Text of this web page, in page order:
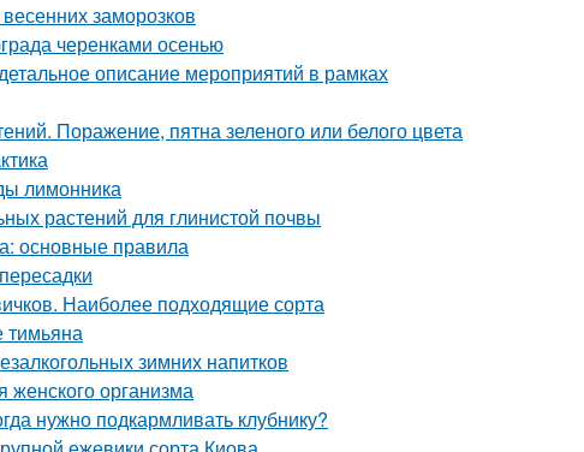
заморозков
черенками осенью
описание мероприятий в рамках
Поражение, пятна зеленого или белого цвета
лимонника
растений для глинистой почвы
основные правила
Наиболее подходящие сорта
тимьяна
зимних напитков
организма
нужно подкармливать клубнику?